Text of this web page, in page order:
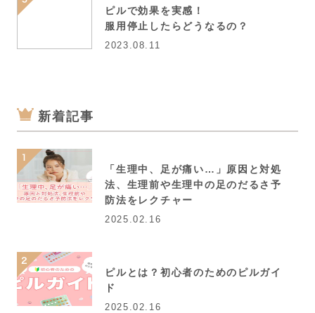
ピルで効果を実感！
服用停止したらどうなるの？
2023.08.11
新着記事
「生理中、足が痛い…」原因と対処
法、生理前や生理中の足のだるさ予
防法をレクチャー
2025.02.16
ピルとは？初心者のためのピルガイ
ド
2025.02.16